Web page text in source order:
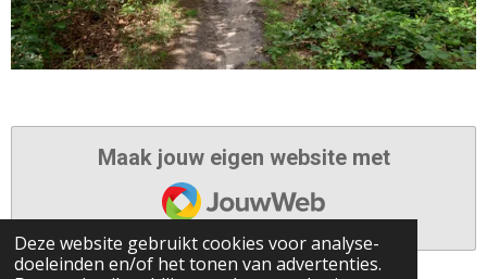
Deze website gebruikt cookies voor analyse-
doeleinden en/of het tonen van advertenties.
Maak jouw eigen website met
JouwWeb